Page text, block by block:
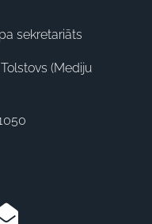
sekretariāts
(Mediju